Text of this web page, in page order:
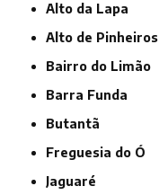
Alto da Lapa
Alto de Pinheiros
Bairro do Limão
Barra Funda
Butantã
Freguesia do Ó
Jaguaré